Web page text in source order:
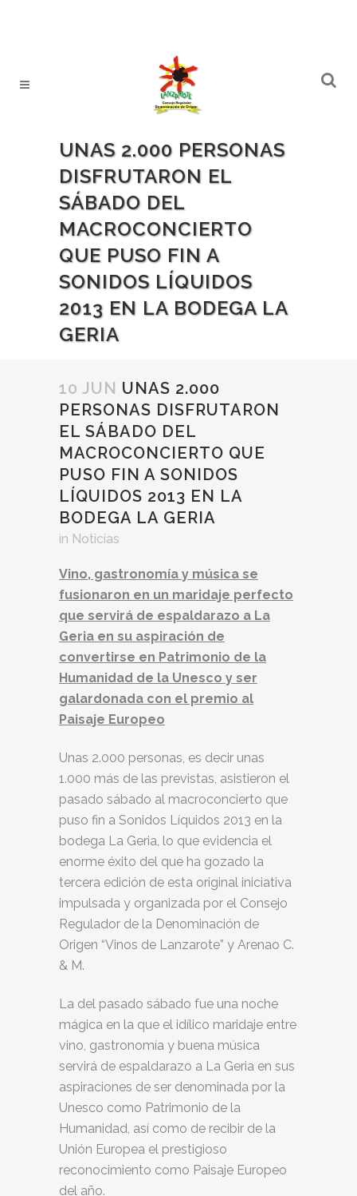
UNAS 2.000 PERSONAS
DISFRUTARON EL
SÁBADO DEL
MACROCONCIERTO
QUE PUSO FIN A
SONIDOS LÍQUIDOS
2013 EN LA BODEGA LA
GERIA
10 JUN UNAS 2.000
PERSONAS DISFRUTARON
EL SÁBADO DEL
MACROCONCIERTO QUE
PUSO FIN A SONIDOS
LÍQUIDOS 2013 EN LA
BODEGA LA GERIA
in Noticias
Vino, gastronomía y música se
fusionaron en un maridaje perfecto
que servirá de espaldarazo a La
Geria en su aspiración de
convertirse en Patrimonio de la
Humanidad de la Unesco y ser
galardonada con el premio al
Paisaje Europeo
Unas 2.000 personas, es decir unas
1.000 más de las previstas, asistieron el
pasado sábado al macroconcierto que
puso fin a Sonidos Líquidos 2013 en la
bodega La Geria, lo que evidencia el
enorme éxito del que ha gozado la
tercera edición de esta original iniciativa
impulsada y organizada por el Consejo
Regulador de la Denominación de
Origen “Vinos de Lanzarote” y Arenao C.
& M.
La del pasado sábado fue una noche
mágica en la que el idílico maridaje entre
vino, gastronomía y buena música
servirá de espaldarazo a La Geria en sus
aspiraciones de ser denominada por la
Unesco como Patrimonio de la
Humanidad, así como de recibir de la
Unión Europea el prestigioso
reconocimiento como Paisaje Europeo
del año.